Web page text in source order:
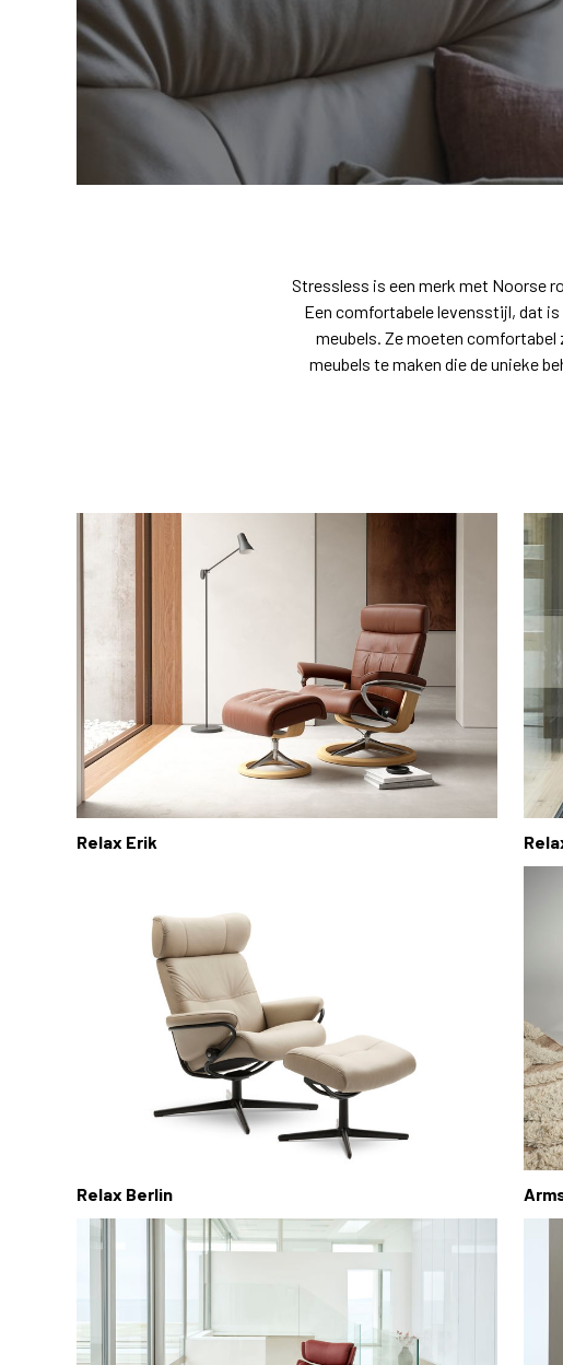
Stressless is een merk met Noorse
Een comfortabele levensstijl, dat is
meubels. Ze moeten
meubels te maken die de unieke
Relax Erik
Relax Berlin